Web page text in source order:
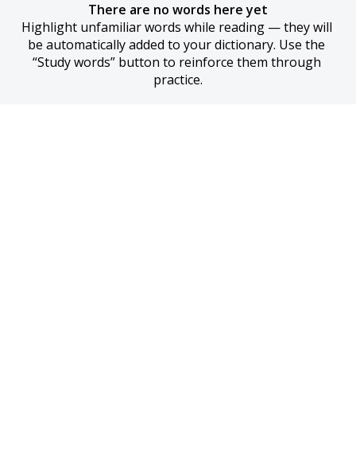
There are no words here yet
Highlight unfamiliar words while reading — they will
be automatically added to your dictionary. Use the
“Study words” button to reinforce them through
practice.